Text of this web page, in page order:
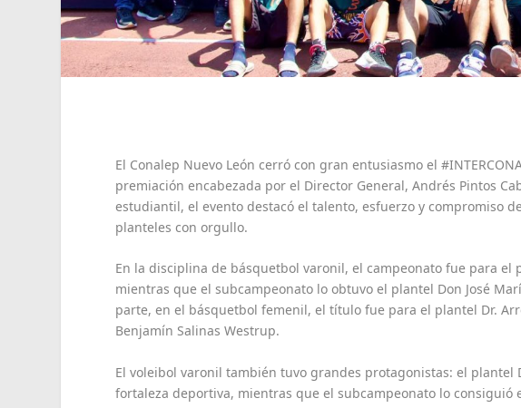
El Conalep Nuevo León cerró con gran entusiasmo el
premiación encabezada por el Director General, Andrés Pintos
estudiantil, el evento destacó el talento, esfuerzo y compromiso
planteles con orgullo.
En la disciplina de básquetbol varonil, el campeonato fue para el
mientras que el subcampeonato lo obtuvo el plantel Don José
parte, en el básquetbol femenil, el título fue para el plantel Dr.
Benjamín Salinas Westrup.
El voleibol varonil también tuvo grandes protagonistas: el plantel
fortaleza deportiva, mientras que el subcampeonato lo consiguió